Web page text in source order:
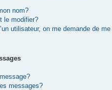
nom?
le modifier?
utilisateur, on me demande de me
messages?